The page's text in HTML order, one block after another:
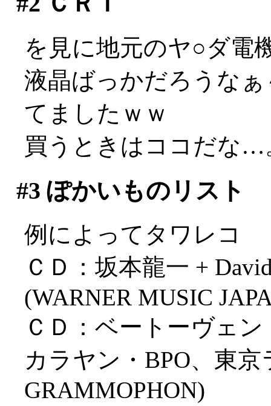
を見に地元のヤ○ダ電
液晶ばっかだろうな
てましたｗｗ
買うときはココだな…
#3 ぽかいものリスト
例によってタワレコ
ＣＤ：坂本龍一 +
(WARNER MUSIC
ＣＤ：ベートーヴェ
カラヤン・BPO、東京
GRAMMOPHON)